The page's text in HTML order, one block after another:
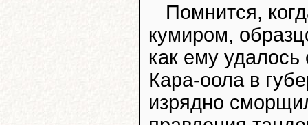
Помнится,
кумиром,
как ему
Кара-оола в
изрядно